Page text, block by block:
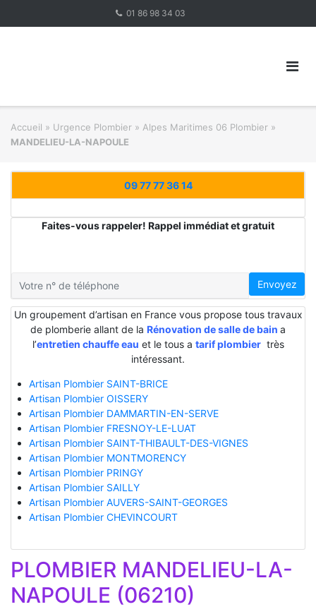
01 86 98 34 03
Accueil » Urgence Plombier » Alpes Maritimes 06 Plombier »
MANDELIEU-LA-NAPOULE
09 77 77 36 14
Faites-vous rappeler! Rappel immédiat et gratuit
Envoyez
Un groupement d’artisan en France vous propose tous travaux
de plomberie allant de la Rénovation de salle de bain a
l’entretien chauffe eau et le tous a tarif plombiertrès
intéressant.
Artisan Plombier SAINT-BRICE
Artisan Plombier OISSERY
Artisan Plombier DAMMARTIN-EN-SERVE
Artisan Plombier FRESNOY-LE-LUAT
Artisan Plombier SAINT-THIBAULT-DES-VIGNES
Artisan Plombier MONTMORENCY
Artisan Plombier PRINGY
Artisan Plombier SAILLY
Artisan Plombier AUVERS-SAINT-GEORGES
Artisan Plombier CHEVINCOURT
PLOMBIER MANDELIEU-LA-
NAPOULE (06210)